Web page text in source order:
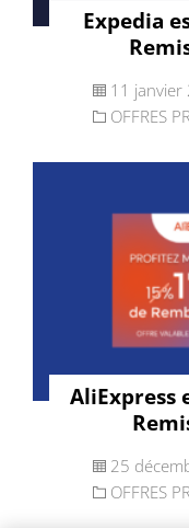
Expedia
11 janvier
OFFRES
AliExpress
25
OFFRES